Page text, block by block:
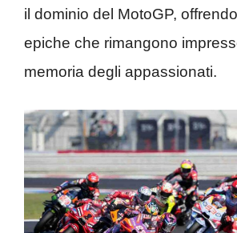
il dominio del MotoGP,
epiche che rimangono
memoria degli appassionati.